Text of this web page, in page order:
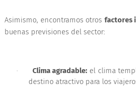
Asimismo, encontramos otros factores
buenas previsiones del sector:
· Clima agradable: el clima
destino atractivo para los